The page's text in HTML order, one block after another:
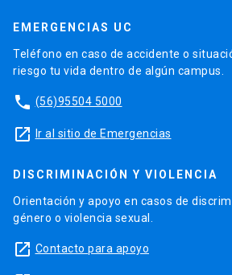
EMERGENCIAS UC
Teléfono en caso de accidente o
riesgo tu vida dentro de algún campus.
phone (56)95504 5000
launch Ir al sitio de Emergencias
DISCRIMINACIÓN Y VIOLENCIA
Orientación y apoyo en casos de
género o violencia sexual.
launch Contacto para apoyo